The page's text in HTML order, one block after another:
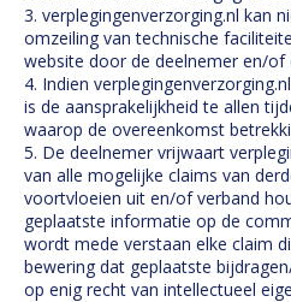
3. verplegingenverzorging.nl kan
omzeiling van technische
website door de deelnemer en/of
4. Indien
is de aansprakelijkheid te allen
waarop de overeenkomst
5. De deelnemer vrijwaart
van alle mogelijke claims van
voortvloeien uit en/of verband
geplaatste informatie op de
wordt mede verstaan elke claim
bewering dat geplaatste
op enig recht van intellectueel